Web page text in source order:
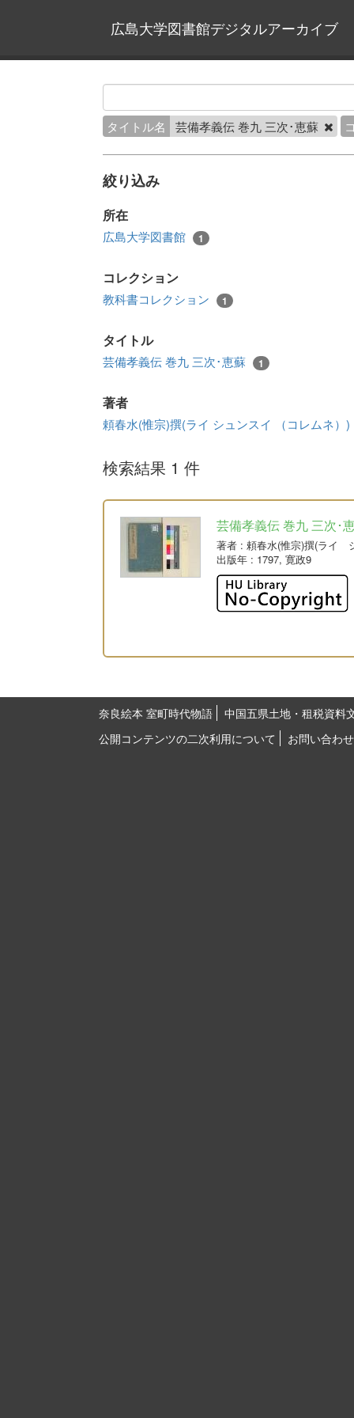
広島大学図書館デジタルアーカイブ
タイトル名 芸備孝義伝 巻九 三次･恵蘇
絞り込み
所在
広島大学図書館 1
コレクション
教科書コレクション 1
タイトル
芸備孝義伝 巻九 三次･恵蘇 1
著者
頼春水(惟宗)撰(ライ シュンスイ （コレムネ）)
検索結果 1 件
芸備孝義伝 巻九 三次･
著者 : 頼春水(惟宗)撰(ライ
出版年 : 1797, 寛政9
奈良絵本 室町時代物語
中国五県土地・租税資料
公開コンテンツの二次利用について
お問い合わせ